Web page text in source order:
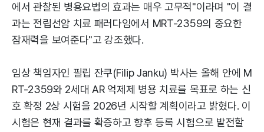
에서 관찰된 병용요법의 효과는 매우 고무적"이라며 "이 결
과는 전립선암 치료 패러다임에서 MRT-2359의 중요한
잠재력을 보여준다"고 강조했다.
임상 책임자인 필립 잔쿠(Filip Janku) 박사는 올해 안에 M
RT-2359와 2세대 AR 억제제 병용 치료를 목표로 하는 신
호 확정 2상 시험을 2026년 시작할 계획이라고 밝혔다. 이
시험은 현재 결과를 확증하고 향후 등록 시험으로 발전할